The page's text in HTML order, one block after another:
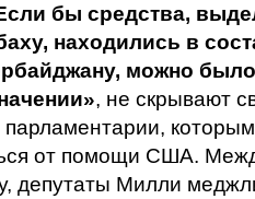
бы средства,
находились в
можно
, не скрывают
от помощи США.
депутаты Милли